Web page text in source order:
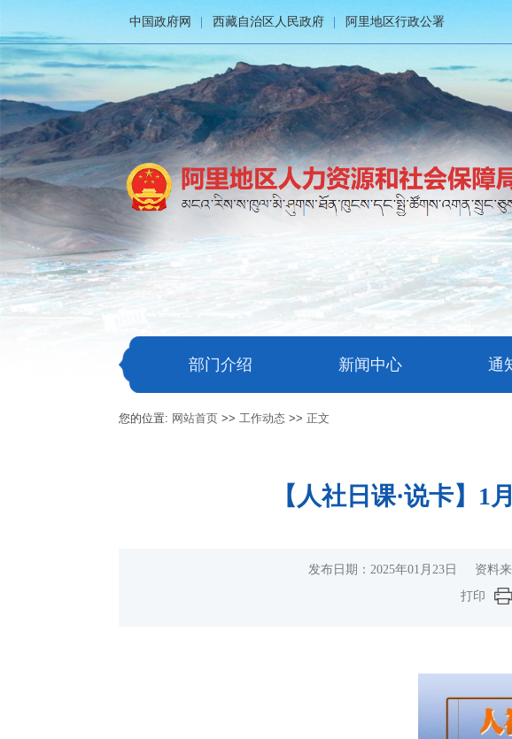
中国政府网 西藏自治区人民政府 阿里地区行政公署
部门介绍 新闻中心 通
您的位置: 网站首页 >>工作动态 >>正文
【人社日课·说卡】1
发布日期：2025年01月23日 资料
打印